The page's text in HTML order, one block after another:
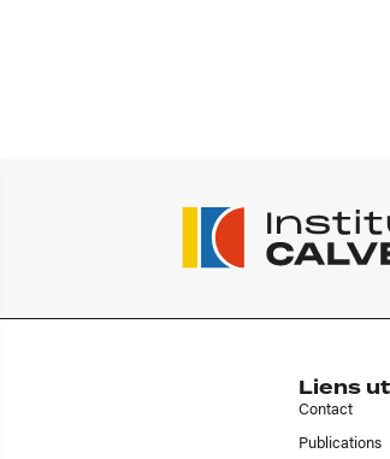
Liens
Contact
Publications